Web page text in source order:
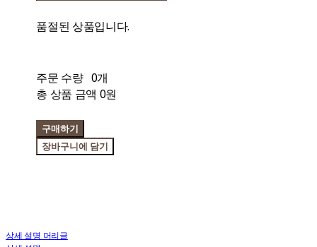
품절된 상품입니다.
주문 수량 0개
총 상품 금액 0원
구매하기
장바구니에 담기
상세 설명 머리글